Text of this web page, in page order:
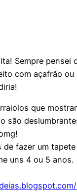
Sempre pensei
com açafrão ou
que
são
de fazer um
uns 4 ou 5 anos.